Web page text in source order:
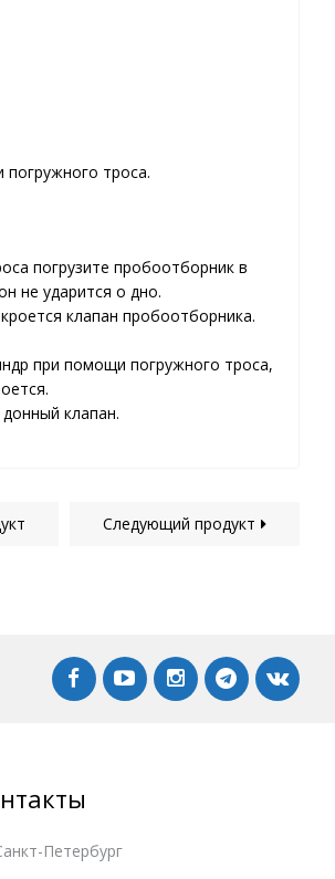
троса.
погрузите пробоотборник в
не ударится о дно.
клапан пробоотборника.
при помощи погружного троса,
клапан.
Следующий продукт
Петербург